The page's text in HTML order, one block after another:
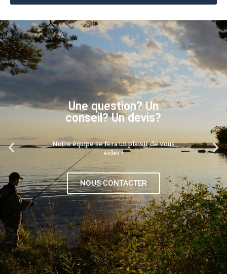
Une question? Un
conseil? Un devis?
Notre équipe se fera un plaisir de vous
aider !
NOUS CONTACTER